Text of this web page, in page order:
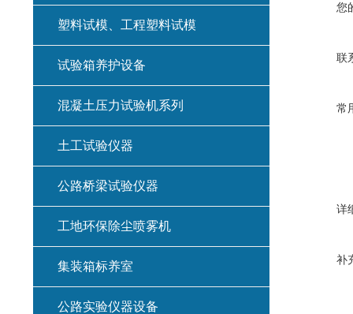
您
联
常
详
补
塑料试模、工程塑料试模
试验箱养护设备
混凝土压力试验机系列
土工试验仪器
公路桥梁试验仪器
工地环保除尘喷雾机
集装箱标养室
公路实验仪器设备